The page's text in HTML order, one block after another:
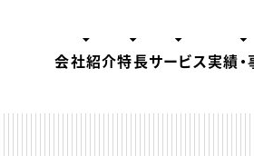
会社紹介特長サービス実績・